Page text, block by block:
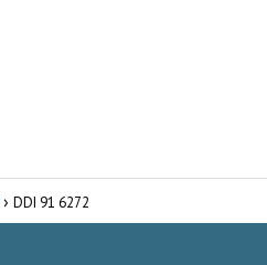
DDI 91 6272